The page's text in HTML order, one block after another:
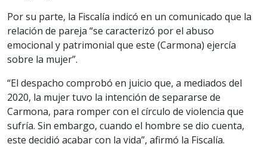
Por su parte, la Fiscalía indicó en un comunicado que la
relación de pareja “se caracterizó por el abuso
emocional y patrimonial que este (Carmona) ejercía
sobre la mujer”.
“El despacho comprobó en juicio que, a mediados del
2020, la mujer tuvo la intención de separarse de
Carmona, para romper con el círculo de violencia que
sufría. Sin embargo, cuando el hombre se dio cuenta,
este decidió acabar con la vida”, afirmó la Fiscalía.